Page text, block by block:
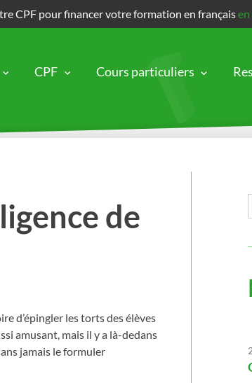
CPF pour financer votre formation en français
CPF Cours particuliers
de
d’épingler les torts des élèves
amusant, mais il y a là-dedans
jamais le formuler